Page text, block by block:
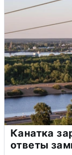
Канатка
ответы